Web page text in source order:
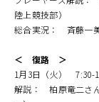
陸上競技部）
総合実況： 斉藤一
＜ 復路 ＞
1月3日（火） 7:30-
解説： 柏原竜二さ